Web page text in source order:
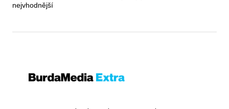
nejvhodnější